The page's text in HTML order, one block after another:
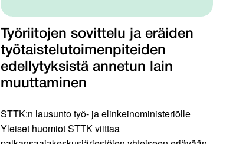
Työriitojen sovittelu ja eräiden
työtaistelutoimenpiteiden
edellytyksistä annetun lain
muuttaminen
STTK:n lausunto työ- ja elinkeinoministeriölle
Yleiset huomiot STTK viittaa